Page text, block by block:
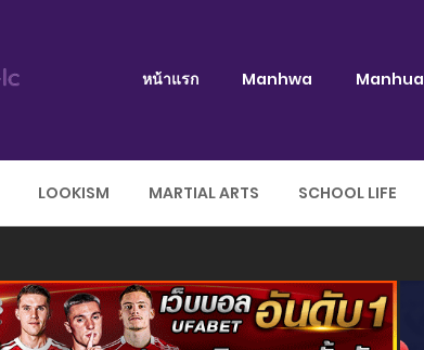
หน้าแรก Manhwa Manhua
LOOKISM MARTIAL ARTS SCHOOL LIFE